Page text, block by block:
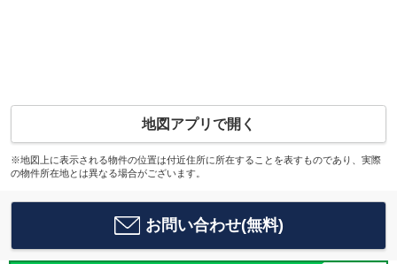
地図アプリで開く
※地図上に表示される物件の位置は付近住所に所在することを表すものであり、実際
の物件所在地とは異なる場合がございます。
お問い合わせ(無料)